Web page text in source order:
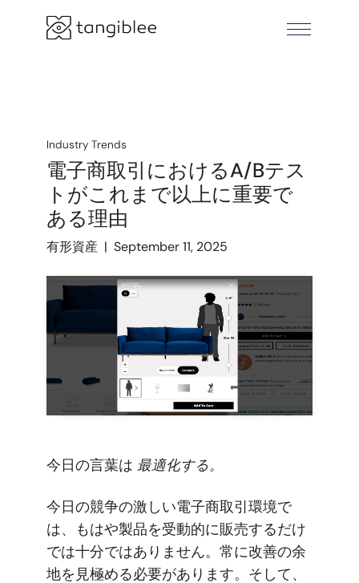
Industry Trends
電子商取引におけるA/Bテス
トがこれまで以上に重要で
ある理由
有形資産| September 11, 2025
今日の言葉は 最適化する。
今日の競争の激しい電子商取引環境で
は、もはや製品を受動的に販売するだけ
では十分ではありません。常に改善の余
地を見極める必要があります。そして、